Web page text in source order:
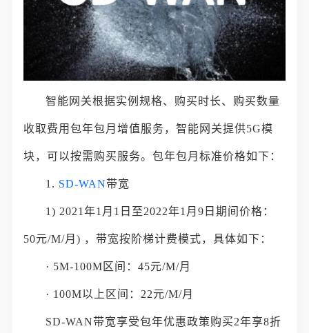
智能网关根据实例规格、购买时长、购买数量
收取费用包年包月增值服务，智能网关提供5G模
块，可以按需购买服务。包年包月标准价格如下：
1. SD-WAN带宽
1) 2021年1月1日至2022年1月9日期间价格：
50元/M/月) ，带宽按阶梯计费模式，具体如下：
· 5M-100M区间：45元/M/月
· 100M以上区间：22元/M/月
SD-WAN带宽享受包年优惠政策购买2年享8折